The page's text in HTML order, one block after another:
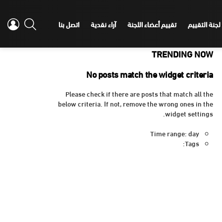
التقييم تقييم أعضاء اللجنة آراء نقدية اتصل بنا SEARCH
TRENDING NOW
No posts match the widget criteria
Please check if there are posts that match all the
below criteria. If not, remove the wrong ones in the
widget settings.
Time range: day
Tags: